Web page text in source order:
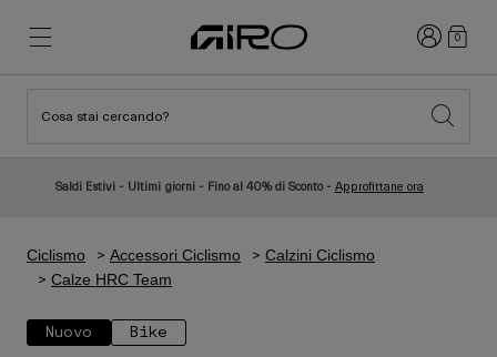
Nuovi Arrivi
Caschi
Caschi da Strada
Nuovi Arrivi
Caschi
Sci
Accedi
0
Cosa stai cercando?
Saldi Estivi - Ultimi giorni - Fino al 40% di Sconto - Approfittane ora
Ciclismo Accessori Ciclismo
Calzini Ciclismo
Calze HRC Team
Nuovo Bike